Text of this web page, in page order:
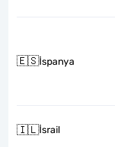
🇪🇸İspanya
🇮🇱İsrail